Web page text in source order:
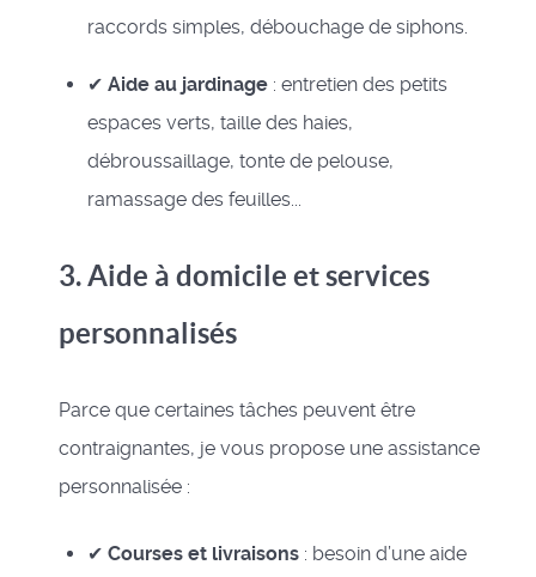
raccords simples, débouchage de siphons.
✔ Aide au jardinage : entretien des petits
espaces verts, taille des haies,
débroussaillage, tonte de pelouse,
ramassage des feuilles...
3. Aide à domicile et services
personnalisés
Parce que certaines tâches peuvent être
contraignantes, je vous propose une assistance
personnalisée :
✔ Courses et livraisons : besoin d’une aide